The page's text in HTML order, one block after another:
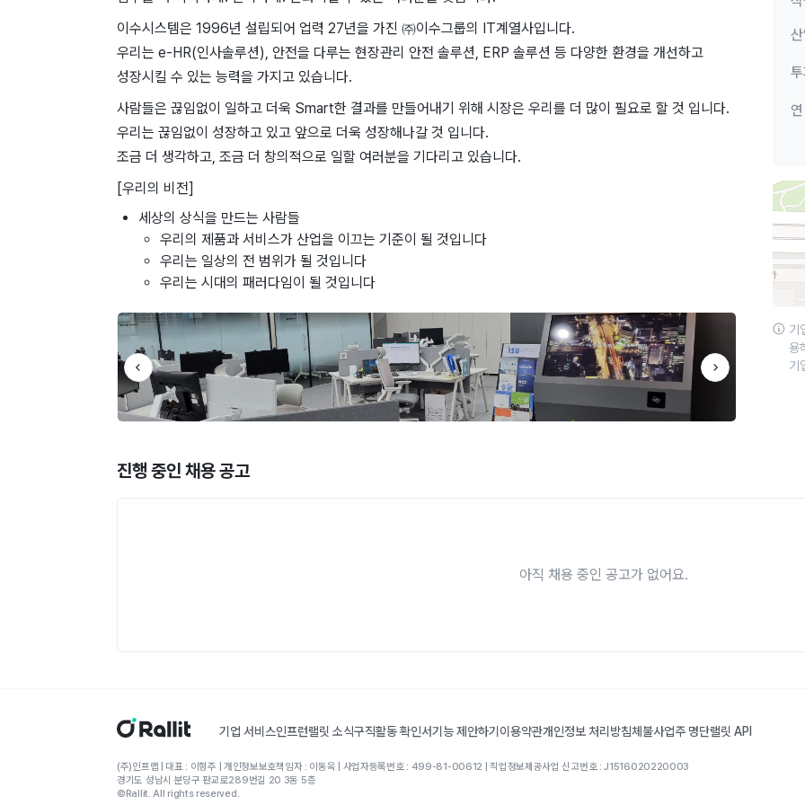
이수시스템은 1996년 설립되어 업력 27년을 가진 ㈜이수그룹의 IT계열사입니다.
우리는 e-HR(인사솔루션), 안전을 다루는 현장관리 안전 솔루션, ERP 솔루션 등 다양한 환경을 개선하고
성장시킬 수 있는 능력을 가지고 있습니다.
사람들은 끊임없이 일하고 더욱 Smart한 결과를 만들어내기 위해 시장은 우리를 더 많이 필요로 할 것 입니다.
우리는 끊임없이 성장하고 있고 앞으로 더욱 성장해나갈 것 입니다.
조금 더 생각하고, 조금 더 창의적으로 일할 여러분을 기다리고 있습니다.
[우리의 비전]
세상의 상식을 만드는 사람들
우리의 제품과 서비스가 산업을 이끄는 기준이 될 것입니다
우리는 일상의 전 범위가 될 것입니다
우리는 시대의 패러다임이 될 것입니다
기
용
기
진행 중인 채용 공고
아직 채용 중인 공고가 없어요.
기업 서비스인프런랠릿 소식구직활동 확인서기능 제안하기이용약관개인정보 처리방침체불사업주 명단랠릿 API
(주)인프랩 | 대표 : 이형주 | 개인정보보호책임자 : 이동욱 | 사업자등록번호 : 499-81-00612 | 직업정보제공사업 신고번호 : J1516020220003
경기도 성남시 분당구 판교로289번길 20 3동 5층
©Rallit. All rights reserved.